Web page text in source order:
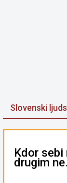
Slovenski
Kdor
drugim ne.